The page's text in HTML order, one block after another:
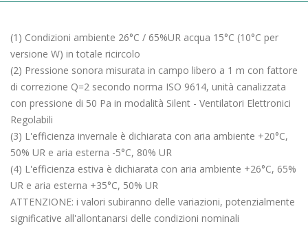
(1) Condizioni ambiente 26°C / 65%UR acqua 15°C (10°C per
versione W) in totale ricircolo
(2) Pressione sonora misurata in campo libero a 1 m con fattore
di correzione Q=2 secondo norma ISO 9614, unità canalizzata
con pressione di 50 Pa in modalità Silent - Ventilatori Elettronici
Regolabili
(3) L'efficienza invernale è dichiarata con aria ambiente +20°C,
50% UR e aria esterna -5°C, 80% UR
(4) L'efficienza estiva è dichiarata con aria ambiente +26°C, 65%
UR e aria esterna +35°C, 50% UR
ATTENZIONE: i valori subiranno delle variazioni, potenzialmente
significative all'allontanarsi delle condizioni nominali